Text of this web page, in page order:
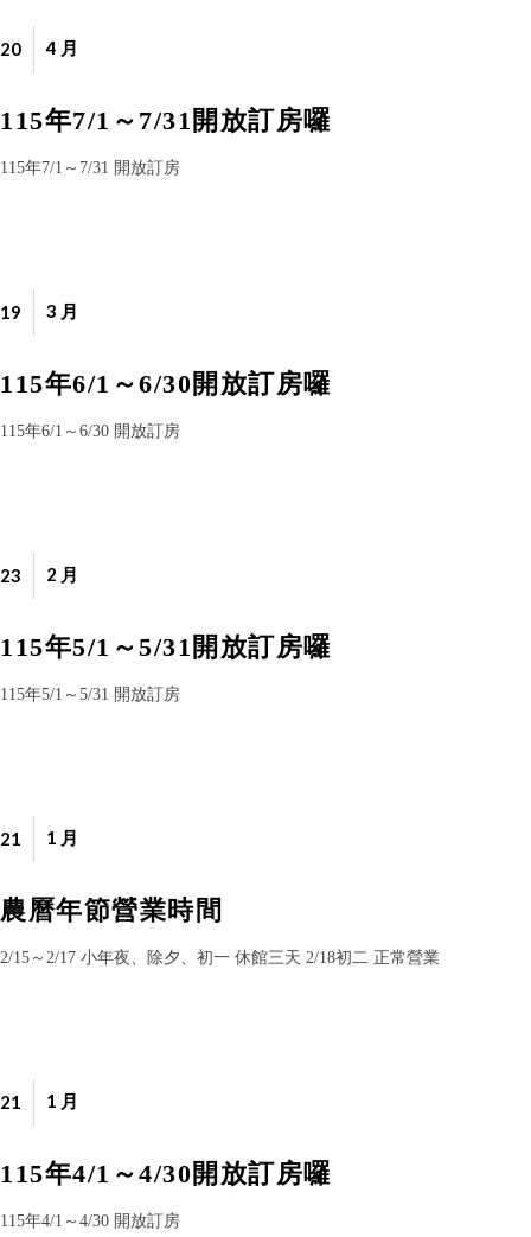
4 月
20
115年7/1～7/31開放訂房囉
115年7/1～7/31 開放訂房
3 月
19
115年6/1～6/30開放訂房囉
115年6/1～6/30 開放訂房
2 月
23
115年5/1～5/31開放訂房囉
115年5/1～5/31 開放訂房
1 月
21
農曆年節營業時間
2/15～2/17 小年夜、除夕、初一 休館三天 2/18初二 正常營業
1 月
21
115年4/1～4/30開放訂房囉
115年4/1～4/30 開放訂房